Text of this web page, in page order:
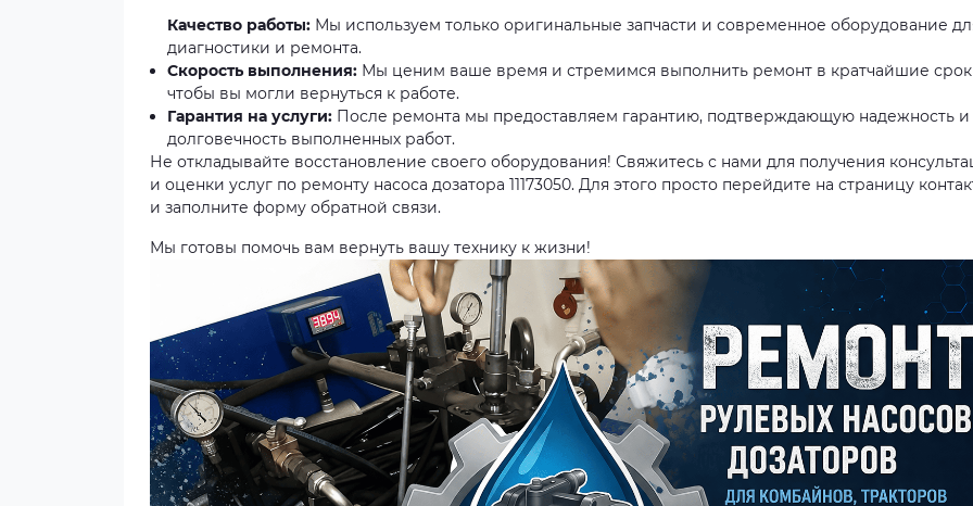
Качество работы: Мы используем только оригинальные запчасти и современное оборудование
диагностики и ремонта.
Скорость выполнения: Мы ценим ваше время и стремимся выполнить ремонт в кратчайшие
чтобы вы могли вернуться к работе.
Гарантия на услуги: После ремонта мы предоставляем гарантию, подтверждающую надежность и
долговечность выполненных работ.
Не откладывайте восстановление своего оборудования! Свяжитесь с нами для получения
и оценки услуг по ремонту насоса дозатора 11173050. Для этого просто перейдите на страницу
и заполните форму обратной связи.
Мы готовы помочь вам вернуть вашу технику к жизни!